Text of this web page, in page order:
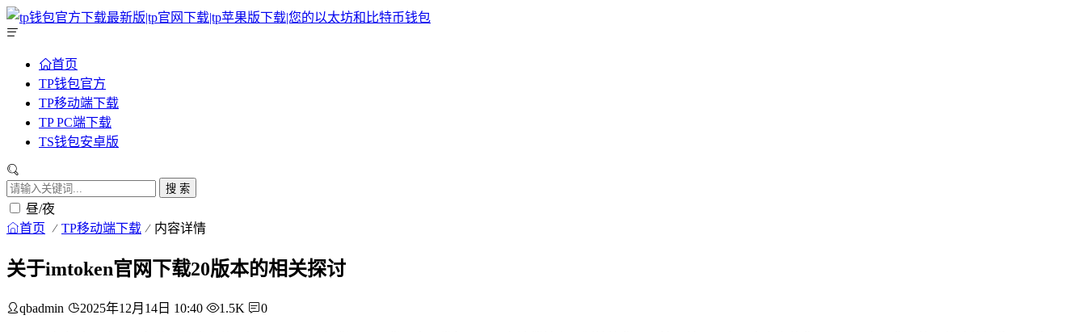
首页
TP钱包官方
TP移动端下载
TP PC端下载
TS钱包安卓版
搜 索
昼/夜
首页 TP移动端下载 内容详情
关于imtoken官网下载20版本的相关探讨
qbadmin 2025年12月14日 10:40 1.5K 0